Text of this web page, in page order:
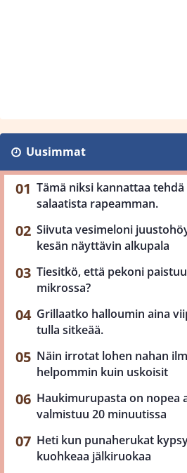
Uusimmat
Tämä niksi kannattaa
salaatista rapeamman.
Siivuta vesimeloni
kesän näyttävin alkupala
Tiesitkö, että pekoni
mikrossa?
Grillaatko halloumin aina
tulla sitkeää.
Näin irrotat lohen nahan
helpommin kuin uskoisit
Haukimurupasta on nopea
valmistuu 20 minuutissa
Heti kun punaherukat
kuohkeaa jälkiruokaa